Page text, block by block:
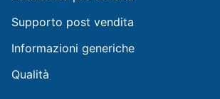
Supporto post vendita
Informazioni generiche
Qualità